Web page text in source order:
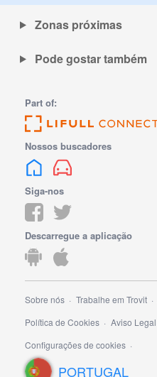
Zonas próximas
Pode gostar também
Part of:
Nossos buscadores
Siga-nos
Descarregue a aplicação
Sobre nós Trabalhe em Trovit
Política de Cookies
Aviso Legal
Configurações de cookies
PORTUGAL